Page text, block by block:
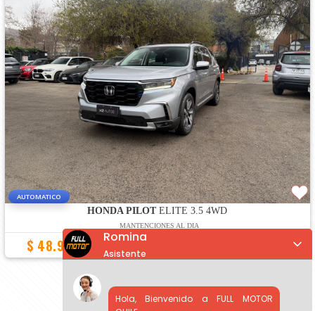
AUTOMATICO
HONDA PILOTELITE 3.5 4WD
MANTENCIONES AL DIA
$ 48.900.000
« 1 2 »
Romina
Asistente
Hola, Bienvenido a FULL MOTOR